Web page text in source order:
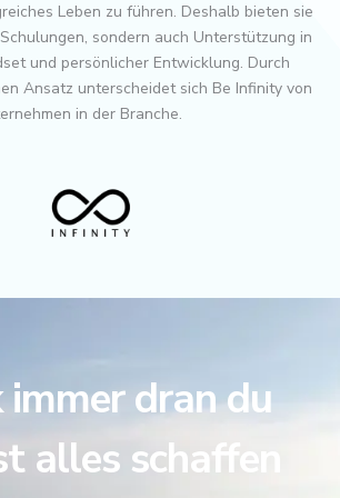
Leben zu führen. Deshalb bieten sie
sondern auch Unterstützung in
und persönlicher Entwicklung. Durch
Ansatz unterscheidet sich Be Infinity von
in der Branche.
immer dran du
alles schaffen